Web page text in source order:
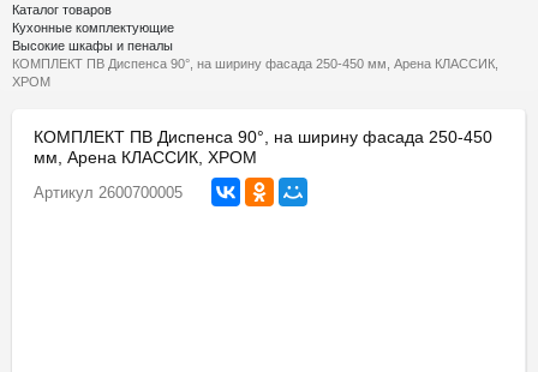
Каталог товаров
Кухонные комплектующие
Высокие шкафы и пеналы
КОМПЛЕКТ ПВ Диспенса 90°, на ширину фасада 250-450 мм, Арена КЛАССИК,
ХРОМ
КОМПЛЕКТ ПВ Диспенса 90°, на ширину фасада 250-450
мм, Арена КЛАССИК, ХРОМ
Артикул 2600700005